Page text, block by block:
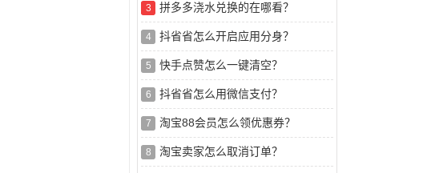
3 拼多多浇水兑换的在哪看？
4 抖省省怎么开启应用分身？
5 快手点赞怎么一键清空？
6 抖省省怎么用微信支付？
7 淘宝88会员怎么领优惠券？
8 淘宝卖家怎么取消订单？